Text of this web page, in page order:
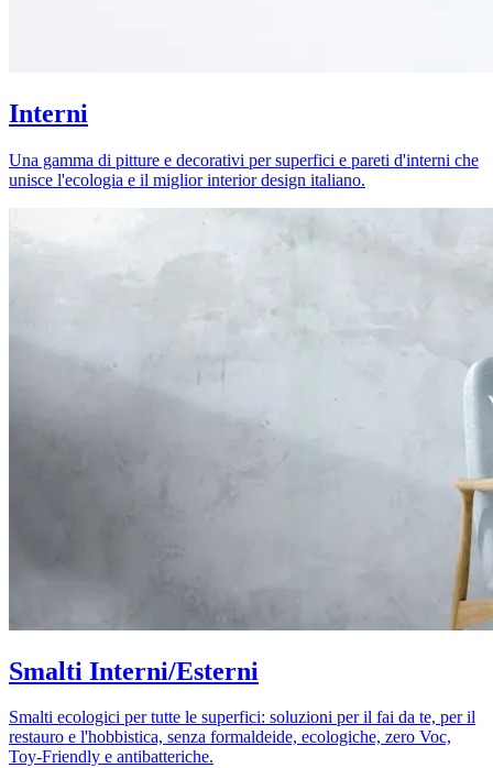
Interni
Una gamma di pitture e decorativi per superfici e pareti d'interni che
unisce l'ecologia e il miglior interior design italiano.
Smalti Interni/Esterni
Smalti ecologici per tutte le superfici: soluzioni per il fai da te, per il
restauro e l'hobbistica, senza formaldeide, ecologiche, zero Voc,
Toy-Friendly e antibatteriche.